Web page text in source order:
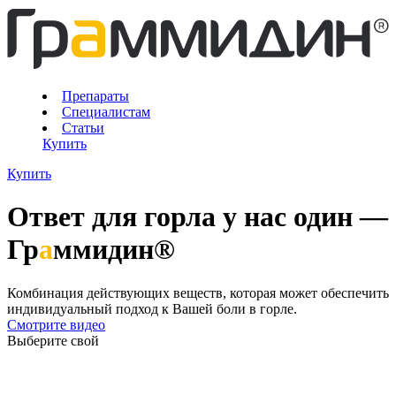
Препараты
Специалистам
Статьи
Купить
Купить
Ответ для горла у нас один —
Граммидин®
Комбинация действующих веществ, которая может обеспечить
индивидуальный подход к Вашей боли в горле.
Смотрите видео
Выберите свой